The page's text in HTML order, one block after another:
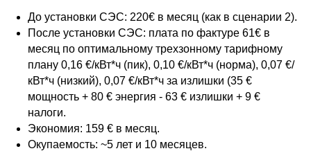
До установки СЭС: 220€ в месяц (как в сценарии 2).
После установки СЭС: плата по фактуре 61€ в
месяц по оптимальному трехзонному тарифному
плану 0,16 €/кВт*ч (пик), 0,10 €/кВт*ч (норма), 0,07 €/
кВт*ч (низкий), 0,07 €/кВт*ч за излишки (35 €
мощность + 80 € энергия - 63 € излишки + 9 €
налоги.
Экономия: 159 € в месяц.
Окупаемость: ~5 лет и 10 месяцев.